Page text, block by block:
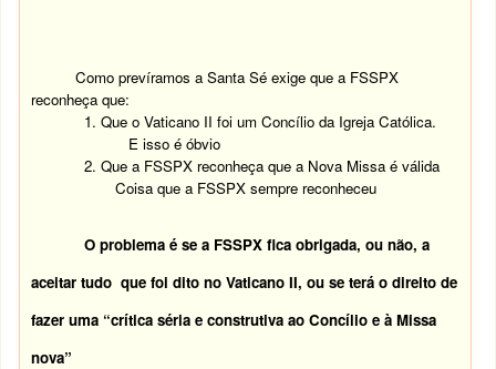
Como prevíramos a Santa Sé exige que a FSSPX
reconheça que:
1. Que o Vaticano II foi um Concílio da Igreja Católica.
E isso é óbvio
2. Que a FSSPX reconheça que a Nova Missa é válida
Coisa que a FSSPX sempre reconheceu
O problema é se a FSSPX fica obrigada, ou não, a
aceitar tudo que foi dito no Vaticano II, ou se terá o direito de
fazer uma “crítica séria e construtiva ao Concílio e à Missa
nova”